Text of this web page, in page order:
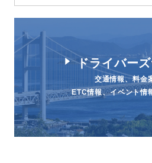
ドライバー
交通情報、料金
ETC情報、イベント情